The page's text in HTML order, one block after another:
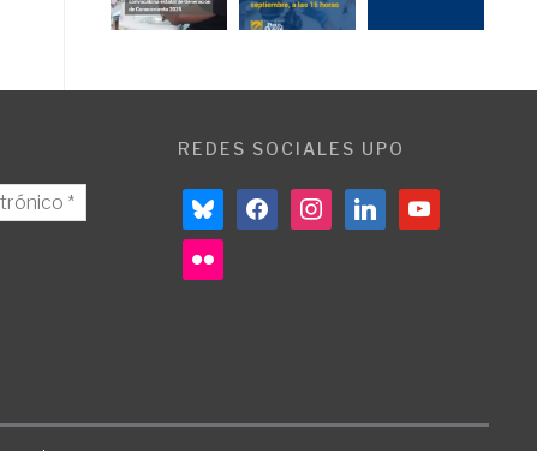
REDES SOCIALES UPO
blueskyfacebookinstagramlinkedin youtube
flickr